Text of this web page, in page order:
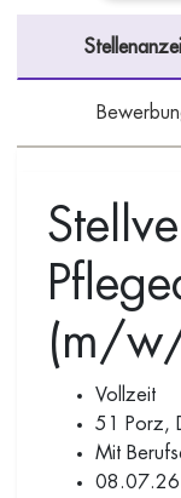
(m/
Vollzeit
51 Porz,
Mit
08.07.26